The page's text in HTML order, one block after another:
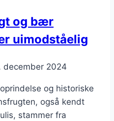
og bær
uimodståelig
december 2024
og historiske
også kendt
stammer fra